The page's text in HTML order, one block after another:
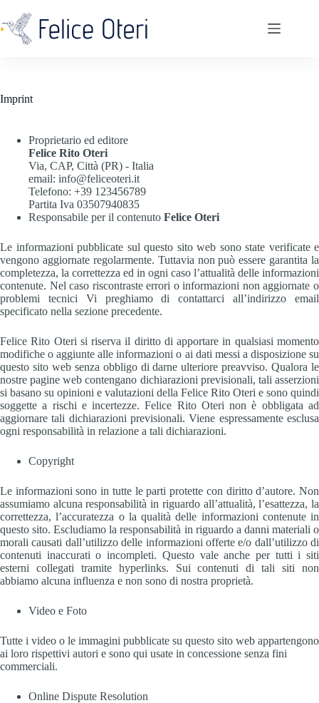
contenuto
Imprint
Proprietario ed editore
Felice Rito Oteri
Via, CAP, Città (PR) - Italia
email: info@feliceoteri.it
Telefono: +39 123456789
Partita Iva 03507940835
Responsabile per il contenuto Felice Oteri
Le informazioni pubblicate sul questo sito web sono state verificate e
vengono aggiornate regolarmente. Tuttavia non può essere garantita la
completezza, la correttezza ed in ogni caso l’attualità delle informazioni
contenute. Nel caso riscontraste errori o informazioni non aggiornate o
problemi tecnici Vi preghiamo di contattarci all’indirizzo email
specificato nella sezione precedente.
Felice Rito Oteri si riserva il diritto di apportare in qualsiasi momento
modifiche o aggiunte alle informazioni o ai dati messi a disposizione su
questo sito web senza obbligo di darne ulteriore preavviso. Qualora le
nostre pagine web contengano dichiarazioni previsionali, tali asserzioni
si basano su opinioni e valutazioni della Felice Rito Oteri e sono quindi
soggette a rischi e incertezze. Felice Rito Oteri non è obbligata ad
aggiornare tali dichiarazioni previsionali. Viene espressamente esclusa
ogni responsabilità in relazione a tali dichiarazioni.
Copyright
Le informazioni sono in tutte le parti protette con diritto d’autore. Non
assumiamo alcuna responsabilità in riguardo all’attualità, l’esattezza, la
correttezza, l’accuratezza o la qualità delle informazioni contenute in
questo sito. Escludiamo la responsabilità in riguardo a danni materiali o
morali causati dall’utilizzo delle informazioni offerte e/o dall’utilizzo di
contenuti inaccurati o incompleti. Questo vale anche per tutti i siti
esterni collegati tramite hyperlinks. Sui contenuti di tali siti non
abbiamo alcuna influenza e non sono di nostra proprietà.
Video e Foto
Tutte i video o le immagini pubblicate su questo sito web appartengono
ai loro rispettivi autori e sono qui usate in concessione senza fini
commerciali.
Online Dispute Resolution